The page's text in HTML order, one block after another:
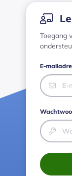
Toegang
E-